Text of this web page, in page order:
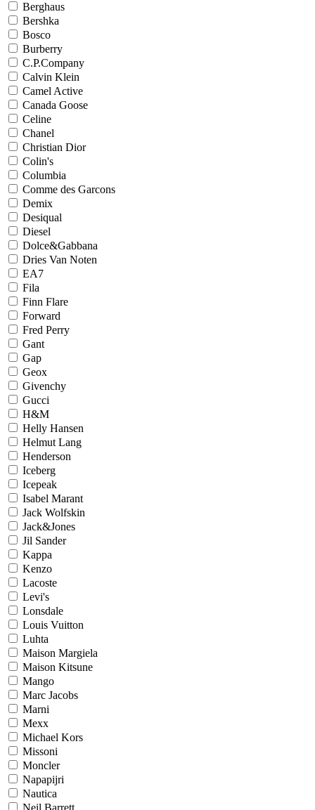
Berghaus
Bershka
Bosco
Burberry
C.P.Company
Calvin Klein
Camel Active
Canada Goose
Celine
Chanel
Christian Dior
Colin's
Columbia
Comme des Garcons
Demix
Desiqual
Diesel
Dolce&Gabbana
Dries Van Noten
EA7
Fila
Finn Flare
Forward
Fred Perry
Gant
Gap
Geox
Givenchy
Gucci
H&M
Helly Hansen
Helmut Lang
Henderson
Iceberg
Icepeak
Isabel Marant
Jack Wolfskin
Jack&Jones
Jil Sander
Kappa
Kenzo
Lacoste
Levi's
Lonsdale
Louis Vuitton
Luhta
Maison Margiela
Maison Kitsune
Mango
Marc Jacobs
Marni
Mexx
Michael Kors
Missoni
Moncler
Napapijri
Nautica